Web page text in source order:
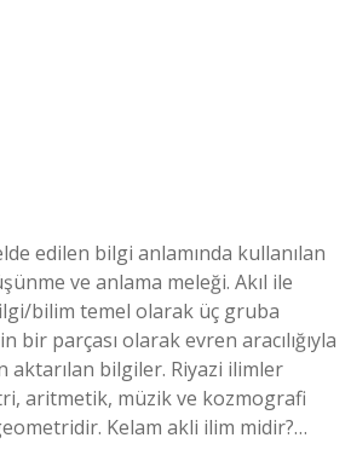
edilen bilgi anlamında kullanılan
ve anlama meleği. Akıl ile
bilim temel olarak üç gruba
bir parçası olarak evren aracılığıyla
aktarılan bilgiler. Riyazi ilimler
aritmetik, müzik ve kozmografi
Kelam akli ilim midir?…